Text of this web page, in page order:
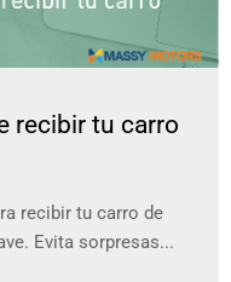
recibir tu carro
recibir tu carro de
Evita sorpresas...